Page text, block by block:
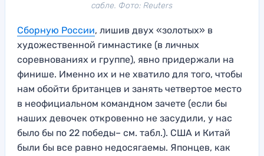
сабле. Фото: Reuters
Сборную России, лишив двух «золотых» в
художественной гимнастике (в личных
соревнованиях и группе), явно придержали на
финише. Именно их и не хватило для того, чтобы
нам обойти британцев и занять четвертое место
в неофициальном командном зачете (если бы
наших девочек откровенно не засудили, у нас
было бы по 22 победы– см. табл.). США и Китай
были бы все равно недосягаемы. Японцев, как